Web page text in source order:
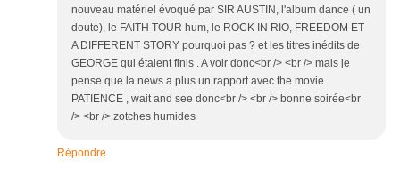
nouveau matériel évoqué par SIR AUSTIN, l'album dance ( un
doute), le FAITH TOUR hum, le ROCK IN RIO, FREEDOM ET
A DIFFERENT STORY pourquoi pas ? et les titres inédits de
GEORGE qui étaient finis . A voir donc<br /> <br /> mais je
pense que la news a plus un rapport avec the movie
PATIENCE , wait and see donc<br /> <br /> bonne soirée<br
/> <br /> zotches humides
Répondre